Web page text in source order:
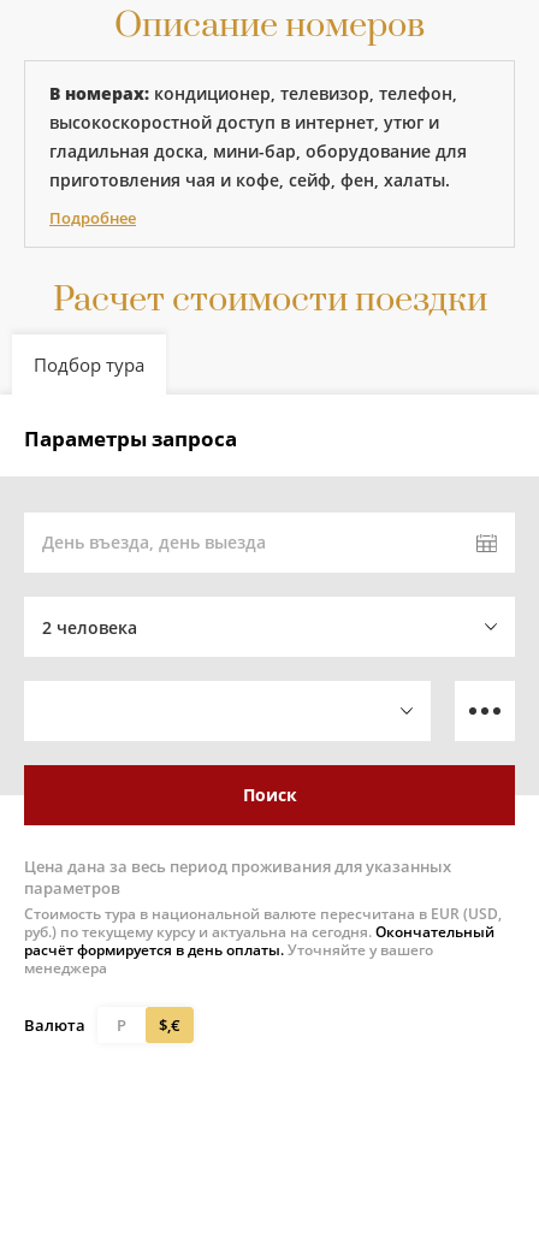
Описание номеров
В номерах: кондиционер, телевизор, телефон,
высокоскоростной доступ в интернет, утюг и
гладильная доска, мини-бар, оборудование для
приготовления чая и кофе, сейф, фен, халаты.
Подробнее
Расчет стоимости поездки
Подбор тура
Параметры запроса
День въезда, день выезда
2 человека
Поиск
Цена дана за весь период проживания для указанных
параметров
Стоимость тура в национальной валюте пересчитана в EUR (USD,
руб.) по текущему курсу и актуальна на сегодня.Окончательный
расчёт формируется в день оплаты.Уточняйте у вашего
менеджера
Валюта Р $,€